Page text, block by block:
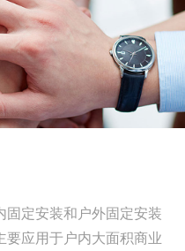
固定安装和户外固定安装
要应用于户内大面积商业